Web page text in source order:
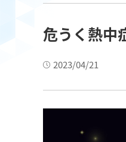
危うく熱中
2023/04/21